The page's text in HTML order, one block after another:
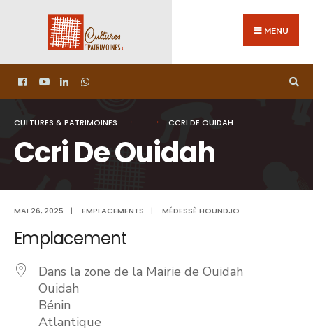
MENU
CULTURES & PATRIMOINES CCRI DE OUIDAH
Ccri De Ouidah
MAI 26, 2025 | EMPLACEMENTS | MÉDESSÈ HOUNDJO
Emplacement
Dans la zone de la Mairie de Ouidah
Ouidah
Bénin
Atlantique